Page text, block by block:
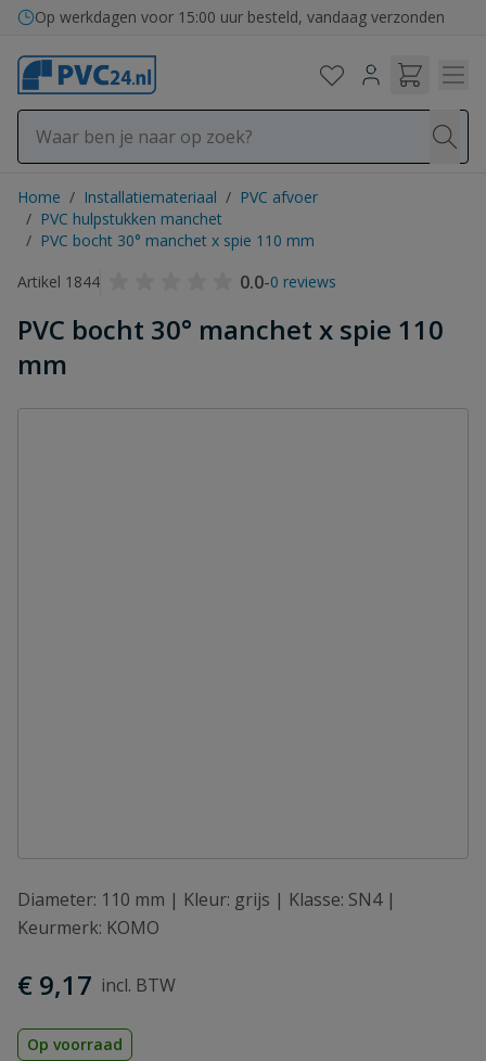
Ga naar de inhoud
Op werkdagen voor 15:00 uur besteld, vandaag verzonden
Home / Installatiemateriaal / PVC afvoer
/ PVC hulpstukken manchet
/ PVC bocht 30° manchet x spie 110 mm
Artikel 1844
0.0-0 reviews
PVC bocht 30° manchet x spie 110
mm
Diameter: 110 mm | Kleur: grijs | Klasse: SN4 |
Keurmerk: KOMO
€ 9,17
Op voorraad